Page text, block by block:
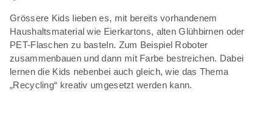
Grössere Kids lieben es, mit bereits vorhandenem
Haushaltsmaterial wie Eierkartons, alten Glühbirnen oder
PET-Flaschen zu basteln. Zum Beispiel Roboter
zusammenbauen und dann mit Farbe bestreichen. Dabei
lernen die Kids nebenbei auch gleich, wie das Thema
„Recycling“ kreativ umgesetzt werden kann.